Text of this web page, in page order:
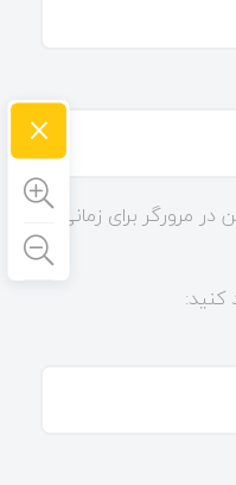
مرورگر برای زمانی
کنید:
×